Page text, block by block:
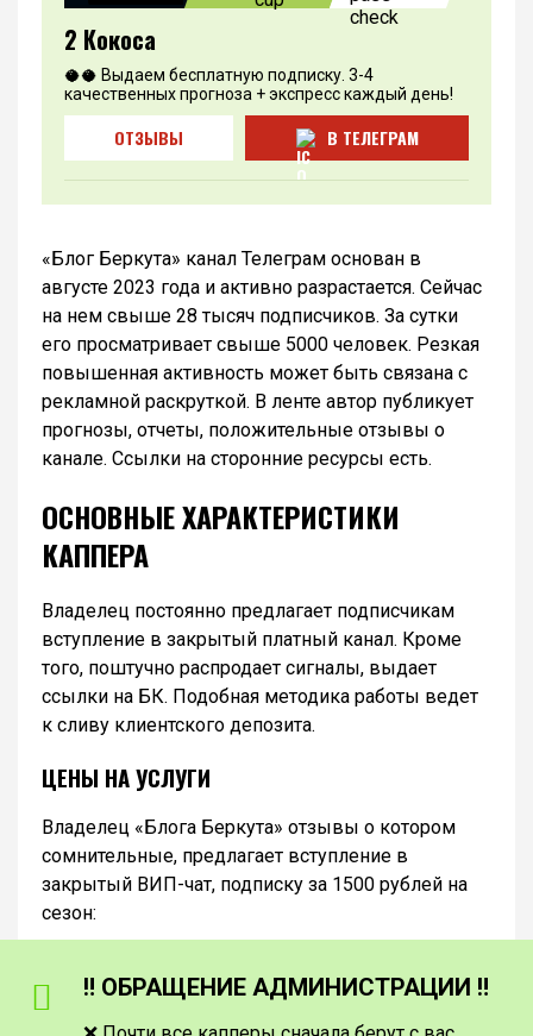
2 Кокоса
🥥🥥 Выдаем бесплатную подписку. 3-4
качественных прогноза + экспресс каждый день!
ОТЗЫВЫ В ТЕЛЕГРАМ
«Блог Беркута» канал Телеграм основан в
августе 2023 года и активно разрастается. Сейчас
на нем свыше 28 тысяч подписчиков. За сутки
его просматривает свыше 5000 человек. Резкая
повышенная активность может быть связана с
рекламной раскруткой. В ленте автор публикует
прогнозы, отчеты, положительные отзывы о
канале. Ссылки на сторонние ресурсы есть.
ОСНОВНЫЕ ХАРАКТЕРИСТИКИ
КАППЕРА
Владелец постоянно предлагает подписчикам
вступление в закрытый платный канал. Кроме
того, поштучно распродает сигналы, выдает
ссылки на БК. Подобная методика работы ведет
к сливу клиентского депозита.
ЦЕНЫ НА УСЛУГИ
Владелец «Блога Беркута» отзывы о котором
сомнительные, предлагает вступление в
закрытый ВИП-чат, подписку за 1500 рублей на
сезон:
‼️ ОБРАЩЕНИЕ АДМИНИСТРАЦИИ ‼️